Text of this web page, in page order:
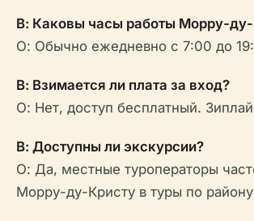
В: Каковы часы работы Морру-ду-
О: Обычно ежедневно с 7:00 до
В: Взимается ли плата за вход?
О: Нет, доступ бесплатный.
В: Доступны ли экскурсии?
О: Да, местные туроператоры
Морру-ду-Кристу в туры по